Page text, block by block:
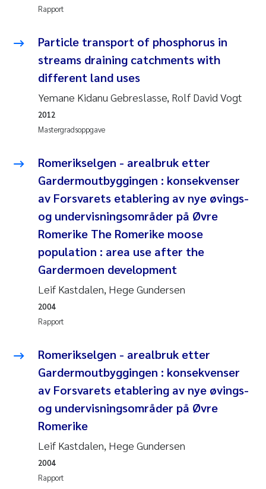
Susan Skogtvedt Røed
Belinda Valdecanas
Elianne Dunthorn Egge
Froukje Maria Platjouw
Jan-Erik Thrane
Jens Vedal
Louise Valestrand
Maria Thérése Hultman
Peter Stig Hansen
Jannicke Moe
Ana Catarina Almeida
Adam David Lillicrap
Erik Höglund
Debhasish Bhakta
Rapport
Particle transport of phosphorus in
streams draining catchments with
different land uses
Yemane Kidanu Gebreslasse, Rolf David Vogt
Mastergradsoppgave
2012
Romerikselgen - arealbruk etter
Gardermoutbyggingen : konsekvenser
av Forsvarets etablering av nye øvings-
og undervisningsområder på Øvre
Romerike The Romerike moose
population : area use after the
Gardermoen development
Leif Kastdalen, Hege Gundersen
Rapport
2004
Romerikselgen - arealbruk etter
Gardermoutbyggingen : konsekvenser
av Forsvarets etablering av nye øvings-
og undervisningsområder på Øvre
Romerike
Leif Kastdalen, Hege Gundersen
Rapport
2004